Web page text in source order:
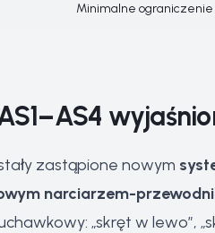
Minimalne ograniczenie
zastąpione nowym
narciarzem-
„skręt w lewo”,